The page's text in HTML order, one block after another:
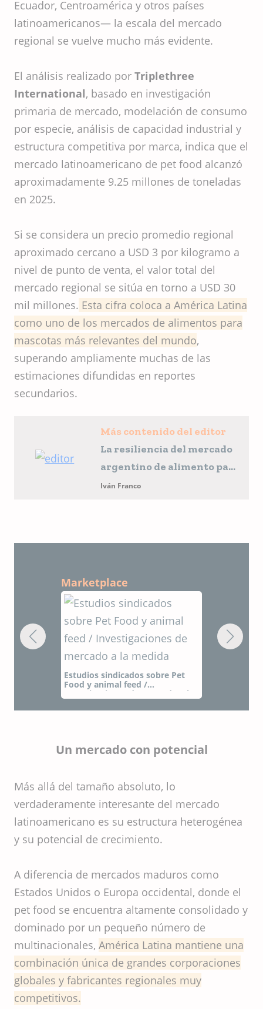
Ecuador, Centroamérica y otros países
latinoamericanos— la escala del mercado
regional se vuelve mucho más evidente.
El análisis realizado por Triplethree
International, basado en investigación
primaria de mercado, modelación de consumo
por especie, análisis de capacidad industrial y
estructura competitiva por marca, indica que el
mercado latinoamericano de pet food alcanzó
aproximadamente 9.25 millones de toneladas
en 2025.
Si se considera un precio promedio regional
aproximado cercano a USD 3 por kilogramo a
nivel de punto de venta, el valor total del
mercado regional se sitúa en torno a USD 30
mil millones. Esta cifra coloca a América Latina
como uno de los mercados de alimentos para
mascotas más relevantes del mundo,
superando ampliamente muchas de las
estimaciones difundidas en reportes
secundarios.
Más contenido del editor
La resiliencia del mercado
argentino de alimento para
mascotas
Iván Franco
Marketplace
Estudios sindicados sobre Pet
Food y animal feed /
Investigaciones de mercado a la
Un mercado con potencial
Más allá del tamaño absoluto, lo
verdaderamente interesante del mercado
latinoamericano es su estructura heterogénea
y su potencial de crecimiento.
A diferencia de mercados maduros como
Estados Unidos o Europa occidental, donde el
pet food se encuentra altamente consolidado y
dominado por un pequeño número de
multinacionales, América Latina mantiene una
combinación única de grandes corporaciones
globales y fabricantes regionales muy
competitivos.